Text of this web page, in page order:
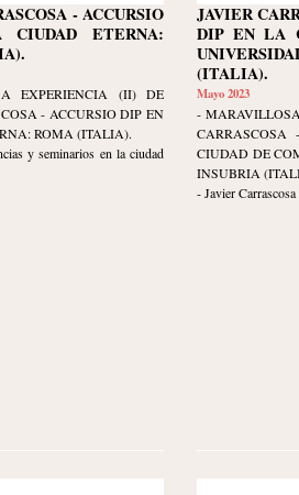
- ACCURSIO
ETERNA:
EXPERIENCIA (II) DE
- ACCURSIO DIP EN
ROMA (ITALIA).
y seminarios en la ciudad
JAVIER
DIP EN LA
(ITALIA).
Mayo 2023
-
CIUDAD DE
INSUBRIA
- Javier